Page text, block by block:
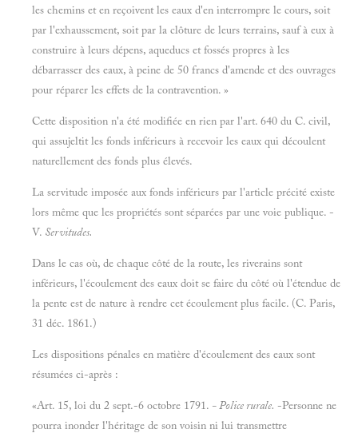
les chemins et en reçoivent les eaux d'en interrompre le cours, soit
par l'exhaussement, soit par la clôture de leurs terrains, sauf à eux à
construire à leurs dépens, aqueducs et fossés propres à les
débarrasser des eaux, à peine de 50 francs d'amende et des ouvrages
pour réparer les effets de la contravention. »
Cette disposition n'a été modifiée en rien par l'art. 640 du C. civil,
qui assujeltit les fonds inférieurs à recevoir les eaux qui découlent
naturellement des fonds plus élevés.
La servitude imposée aux fonds inférieurs par l'article précité existe
lors même que les propriétés sont séparées par une voie publique. -
V. Servitudes.
Dans le cas où, de chaque côté de la route, les riverains sont
inférieurs, l'écoulement des eaux doit se faire du côté où l'étendue de
la pente est de nature à rendre cet écoulement plus facile. (C. Paris,
31 déc. 1861.)
Les dispositions pénales en matière d'écoulement des eaux sont
résumées ci-après :
«Art. 15, loi du 2 sept.-6 octobre 1791. -Police rurale. -Personne ne
pourra inonder l'héritage de son voisin ni lui transmettre